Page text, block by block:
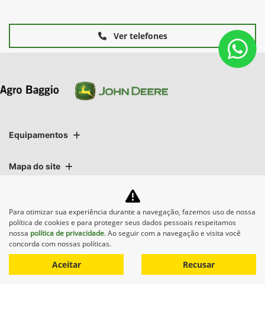
Ver telefones
Equipamentos
Mapa do site
CNPJ: 01.696.819/0001-06
Para otimizar sua experiência durante a navegação, fazemos uso de nossa
política de cookies e para proteger seus dados pessoais respeitamos
nossa política de privacidade. Ao seguir com a navegação e visita você
concorda com nossas políticas.
Aceitar Recusar